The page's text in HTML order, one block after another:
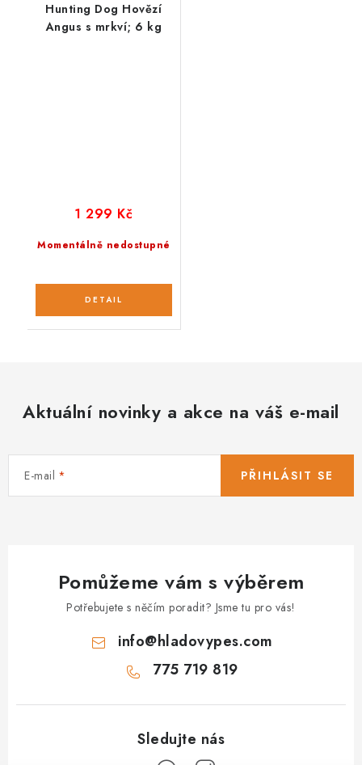
Hunting Dog Hovězí
Angus s mrkví; 6 kg
Momentálně nedostupné
1 299 Kč
Aktuální novinky a akce na váš e-mail
E-mail PŘIHLÁSIT SE
Pomůžeme vám s výběrem
Potřebujete s něčím poradit? Jsme tu pro vás!
info@hladovypes.com
775 719 819